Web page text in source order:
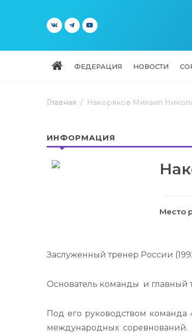
ФЕДЕРАЦИЯ НОВОСТИ
Главная Накоряков Михаил
ИНФОРМАЦИЯ
Место
Заслуженный тренер России
Основатель команды и главный
Под его руководством команда
международных соревнований.